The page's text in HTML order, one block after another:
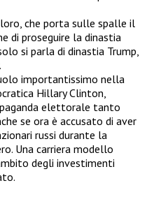
che porta sulle spalle il
di proseguire la dinastia
si parla di dinastia Trump,
importantissimo nella
Hillary Clinton,
elettorale tanto
se ora è accusato di aver
russi durante la
Una carriera modello
degli investimenti